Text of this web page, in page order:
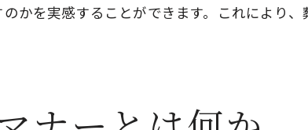
哲学と信仰
的役割
儀の意義
かを実感することができます。これにより、